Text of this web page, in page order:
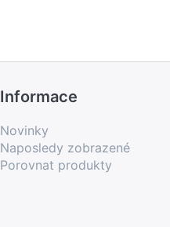
Informace
Novinky
Naposledy zobrazené
Porovnat produkty